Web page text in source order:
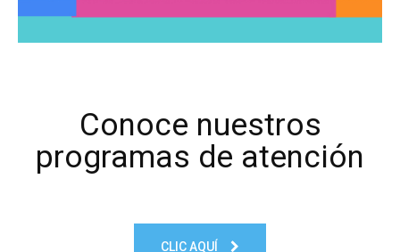
Conoce nuestros
programas de atención
CLIC AQUÍ